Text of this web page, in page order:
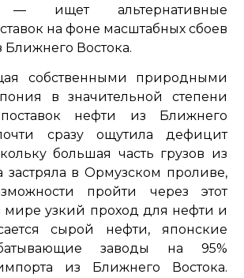
— ищет альтернативные
на фоне масштабных сбоев
Ближнего Востока.
собственными природными
в значительной степени
нефти из Ближнего
сразу ощутила дефицит
большая часть грузов из
застряла в Ормузском проливе,
пройти через этот
узкий проход для нефти и
сырой нефти, японские
заводы на 95%
из Ближнего Востока.